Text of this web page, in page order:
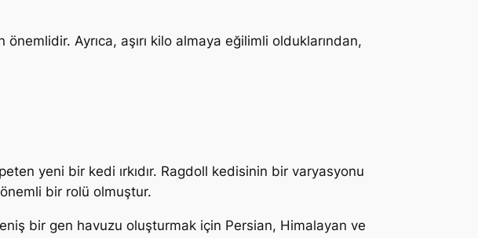
Ayrıca, aşırı kilo almaya eğilimli olduklarından,
yeni bir kedi ırkıdır. Ragdoll kedisinin bir varyasyonu
önemli bir rolü olmuştur.
bir gen havuzu oluşturmak için Persian, Himalayan ve